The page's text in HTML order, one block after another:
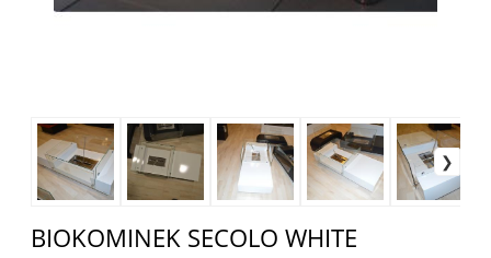
BIOKOMINEK SECOLO WHITE